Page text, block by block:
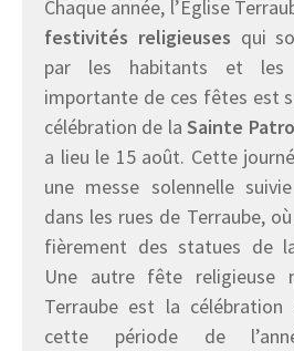
Chaque année, l’Église
festivités religieuses qui
par les habitants et les
importante de ces fêtes est
célébration de laSainte
a lieu le 15 août. Cette
une messe solennelle
dans les rues de Terraube,
fièrement des statues de
Une autre fête religieuse
Terraube est la célébration
cette période de